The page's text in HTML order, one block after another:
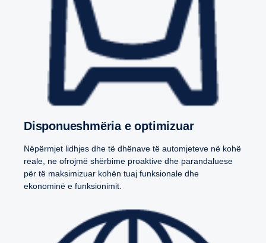
Disponueshmëria e optimizuar
Nëpërmjet lidhjes dhe të dhënave të automjeteve në kohë
reale, ne ofrojmë shërbime proaktive dhe parandaluese
për të maksimizuar kohën tuaj funksionale dhe
ekonominë e funksionimit.